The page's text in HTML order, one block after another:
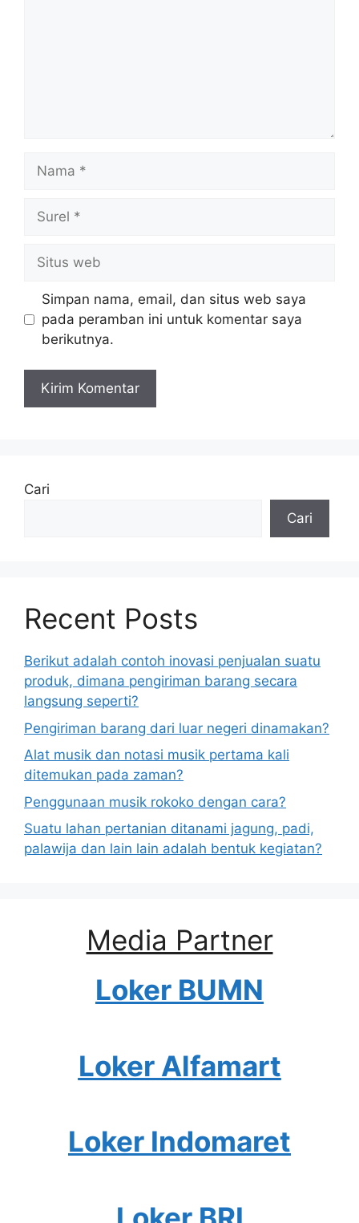
web
Simpan nama, email, dan situs web saya
pada peramban ini untuk komentar saya
berikutnya.
Cari
Cari
Recent Posts
Berikut adalah contoh inovasi penjualan suatu
produk, dimana pengiriman barang secara
langsung seperti?
Pengiriman barang dari luar negeri dinamakan?
Alat musik dan notasi musik pertama kali
ditemukan pada zaman?
Penggunaan musik rokoko dengan cara?
Suatu lahan pertanian ditanami jagung, padi,
palawija dan lain lain adalah bentuk kegiatan?
Media Partner
Loker BUMN
Loker Alfamart
Loker Indomaret